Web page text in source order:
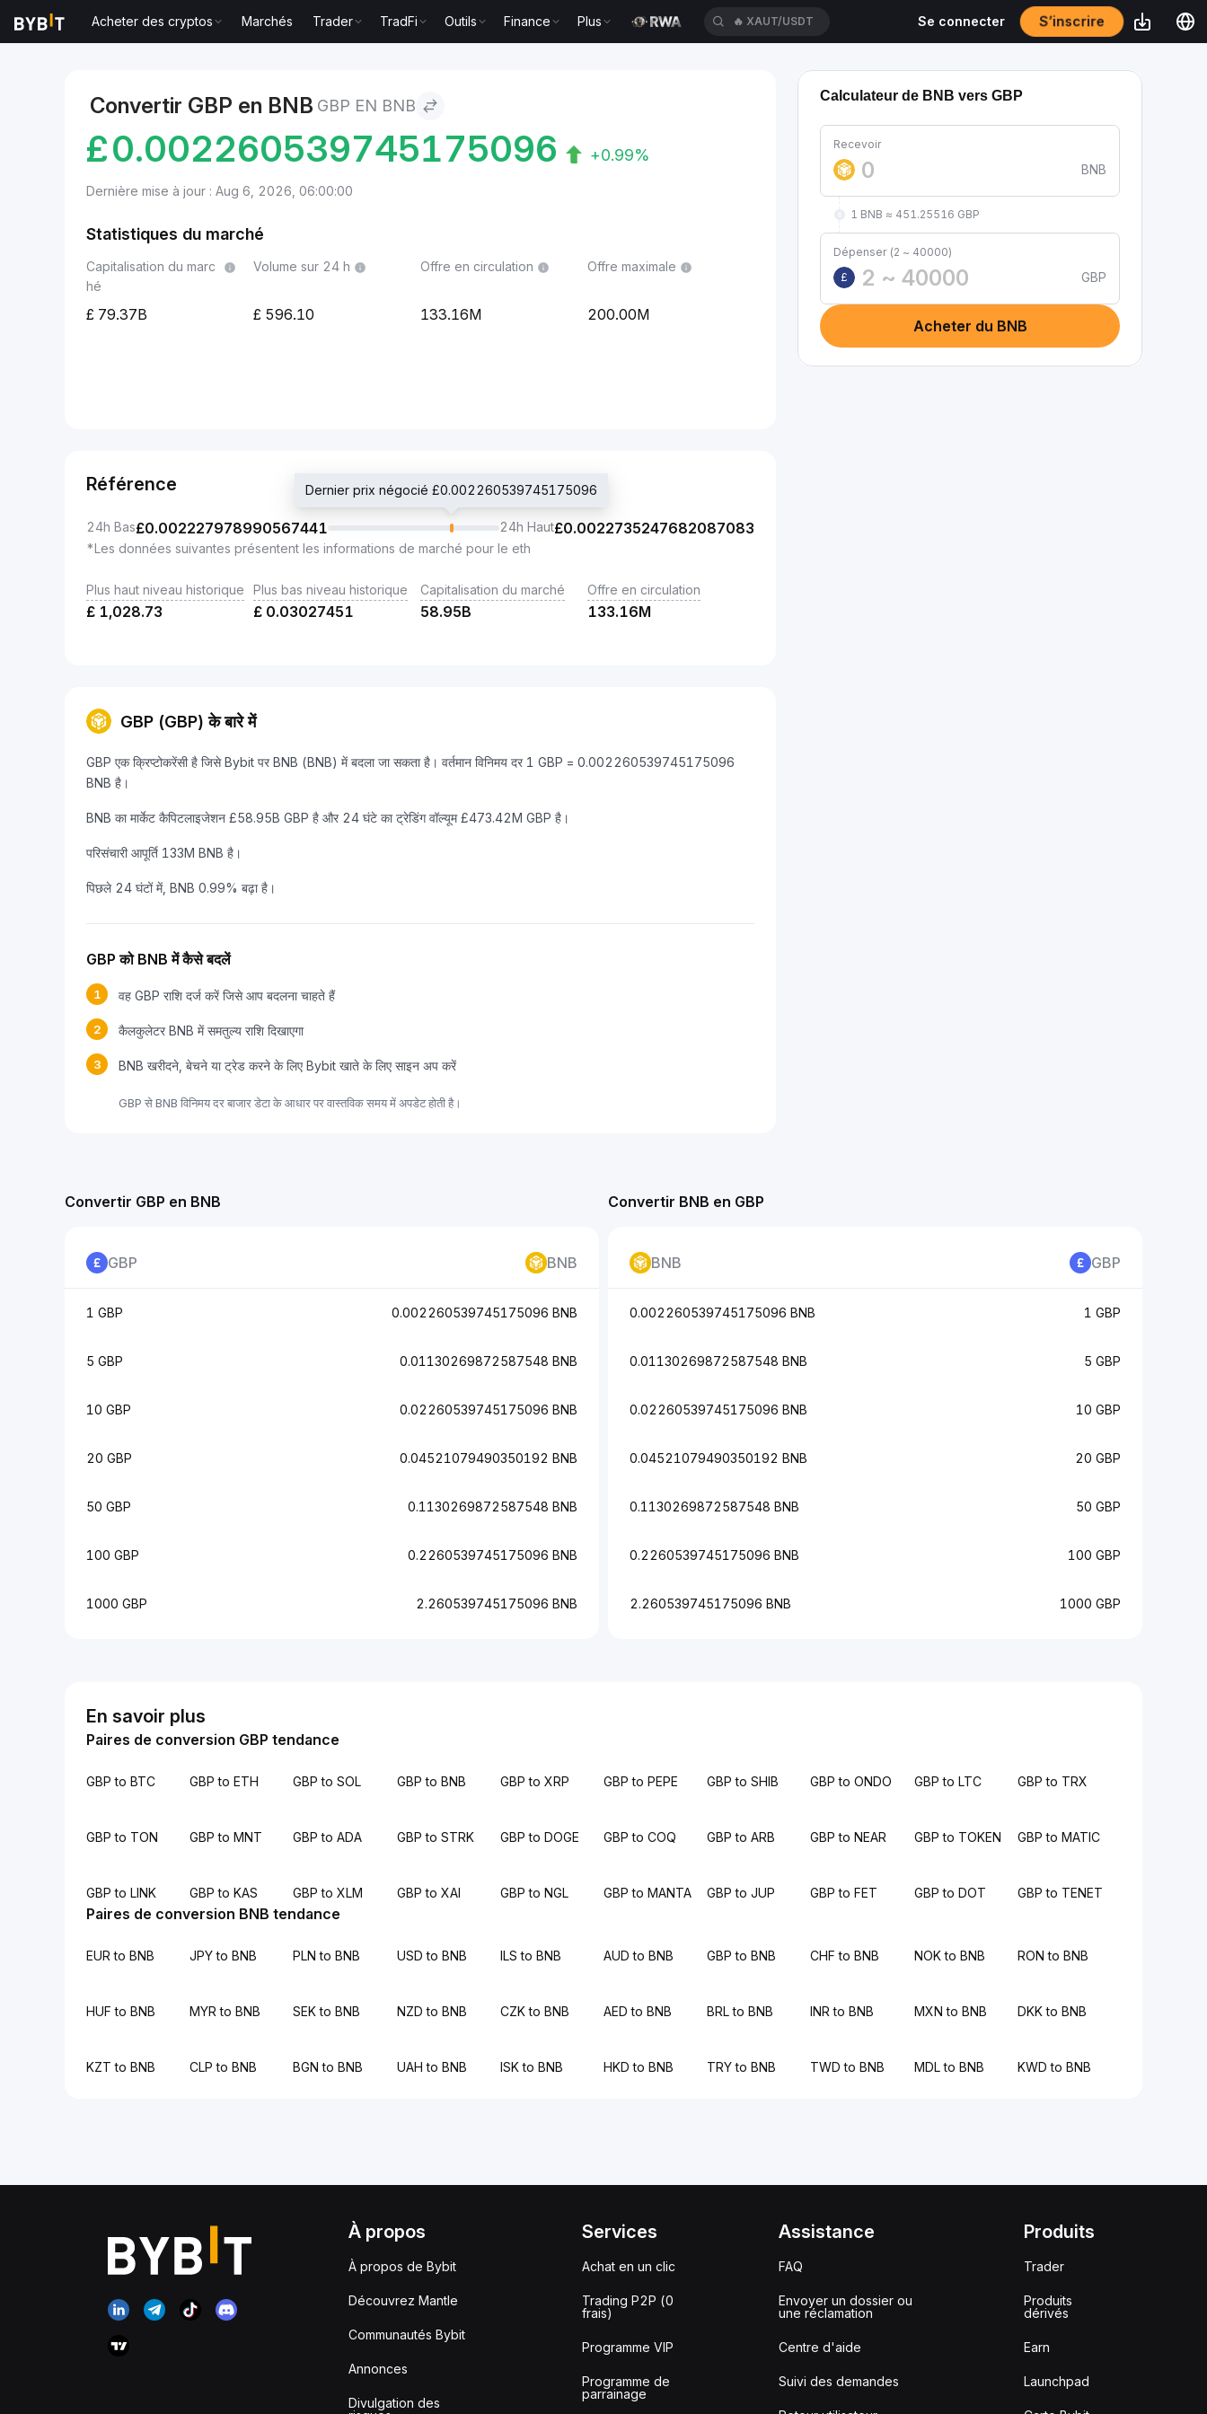
Acheter des cryptos Marchés Trader TradFi Outils Finance Plus 🔥 XAUT/USDT Se connecter S’inscrire
Convertir GBP en BNB GBP EN BNB
£0.002260539745175096 +0.99%
Dernière mise à jour : Aug 6, 2026, 06:00:00
Statistiques du marché
Capitalisation du marc
hé
79.37B
Volume sur 24 h
596.10
Offre en circulation
133.16M
Offre maximale
200.00M
Référence
24h Bas£0.002227978990567441
Dernier prix négocié £0.002260539745175096
24h Haut£0.0022735247682087083
*Les données suivantes présentent les informations de marché pour le eth
Plus haut niveau historique
£ 1,028.73
Plus bas niveau historique
£ 0.03027451
Capitalisation du marché
58.95B
Offre en circulation
133.16M
GBP (GBP) के बारे में
GBP एक क्रिप्टोकरेंसी है जिसे Bybit पर BNB (BNB) में बदला जा सकता है। वर्तमान विनिमय दर 1 GBP = 0.002260539745175096
BNB है।
BNB का मार्केट कैपिटलाइजेशन £58.95B GBP है और 24 घंटे का ट्रेडिंग वॉल्यूम £473.42M GBP है।
परिसंचारी आपूर्ति 133M BNB है।
पिछले 24 घंटों में, BNB 0.99% बढ़ा है।
GBP को BNB में कैसे बदलें
1 वह GBP राशि दर्ज करें जिसे आप बदलना चाहते हैं
2 कैलकुलेटर BNB में समतुल्य राशि दिखाएगा
3 BNB खरीदने, बेचने या ट्रेड करने के लिए Bybit खाते के लिए साइन अप करें
GBP से BNB विनिमय दर बाजार डेटा के आधार पर वास्तविक समय में अपडेट होती है।
Calculateur de BNB vers GBP
Recevoir
BNB
1 BNB ≈ 451.25516 GBP
Dépenser (2 ~ 40000)
£
GBP
Acheter du BNB
Convertir BNB en GBP
BNB GBP
0.002260539745175096 BNB 1 GBP
0.01130269872587548 BNB 5 GBP
0.02260539745175096 BNB 10 GBP
0.04521079490350192 BNB 20 GBP
0.1130269872587548 BNB 50 GBP
0.2260539745175096 BNB 100 GBP
2.260539745175096 BNB 1000 GBP
Convertir GBP en BNB
GBP BNB
1 GBP 0.002260539745175096 BNB
5 GBP 0.01130269872587548 BNB
10 GBP 0.02260539745175096 BNB
20 GBP 0.04521079490350192 BNB
50 GBP 0.1130269872587548 BNB
100 GBP 0.2260539745175096 BNB
1000 GBP 2.260539745175096 BNB
En savoir plus
Paires de conversion GBP tendance
GBP to BTC GBP to ETH GBP to SOL GBP to BNB GBP to XRP GBP to PEPE GBP to SHIB GBP to ONDO GBP to LTC GBP to TRX
GBP to TON GBP to MNT GBP to ADA GBP to STRK GBP to DOGE GBP to COQ GBP to ARB GBP to NEAR GBP to TOKEN GBP to MATIC
GBP to LINK GBP to KAS GBP to XLM GBP to XAI GBP to NGL GBP to MANTA GBP to JUP GBP to FET GBP to DOT GBP to TENET
Paires de conversion BNB tendance
EUR to BNB JPY to BNB PLN to BNB USD to BNB ILS to BNB AUD to BNB GBP to BNB CHF to BNB NOK to BNB RON to BNB
HUF to BNB MYR to BNB SEK to BNB NZD to BNB CZK to BNB AED to BNB BRL to BNB INR to BNB MXN to BNB DKK to BNB
KZT to BNB CLP to BNB BGN to BNB UAH to BNB ISK to BNB HKD to BNB TRY to BNB TWD to BNB MDL to BNB KWD to BNB
À propos
À propos de Bybit
Découvrez Mantle
Communautés Bybit
Annonces
Divulgation des
Services
Achat en un clic
Trading P2P (0
frais)
Programme VIP
Programme de
parrainage
Assistance
FAQ
Envoyer un dossier ou
une réclamation
Centre d'aide
Suivi des demandes
Produits
Trader
Produits
dérivés
Earn
Launchpad